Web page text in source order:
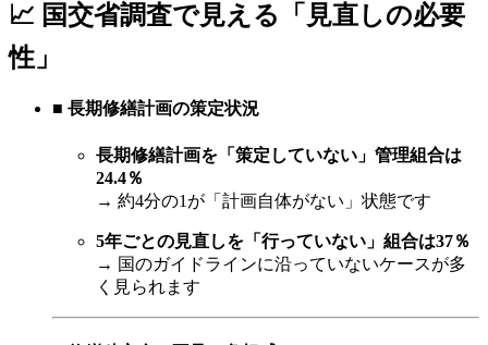
📈 国交省調査で見える「見直しの必要
性」
■ 長期修繕計画の策定状況
長期修繕計画を「策定していない」管理組合は
24.4％
→ 約4分の1が「計画自体がない」状態です
5年ごとの見直しを「行っていない」組合は37％
→ 国のガイドラインに沿っていないケースが多
く見られます